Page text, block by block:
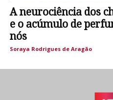
A neurociência dos
e o acúmulo de
nós
Soraya Rodrigues de Aragão